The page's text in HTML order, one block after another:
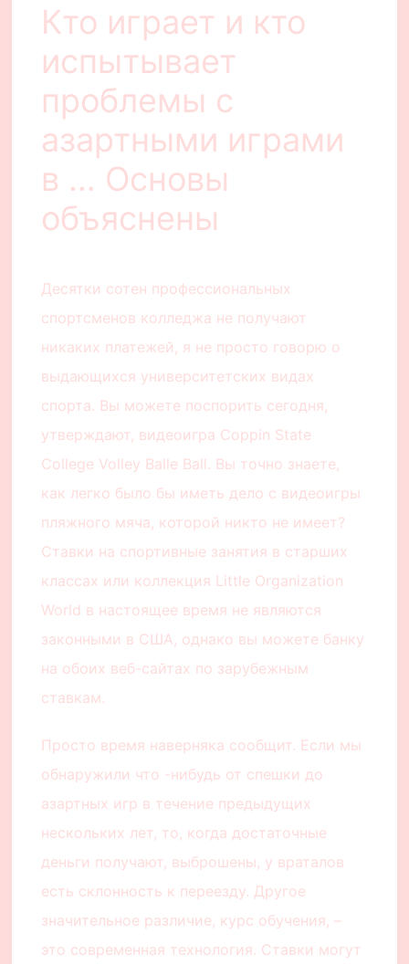
Кто играет и кто
испытывает
проблемы с
азартными играми
в … Основы
объяснены
Десятки сотен профессиональных
спортсменов колледжа не получают
никаких платежей, я не просто говорю о
выдающихся университетских видах
спорта. Вы можете поспорить сегодня,
утверждают, видеоигра Coppin State
College Volley Balle Ball. Вы точно знаете,
как легко было бы иметь дело с видеоигры
пляжного мяча, которой никто не имеет?
Ставки на спортивные занятия в старших
классах или коллекция Little Organization
World в настоящее время не являются
законными в США, однако вы можете банку
на обоих веб-сайтах по зарубежным
ставкам.
Просто время наверняка сообщит. Если мы
обнаружили что -нибудь от спешки до
азартных игр в течение предыдущих
нескольких лет, то, когда достаточные
деньги получают, выброшены, у враталов
есть склонность к переезду. Другое
значительное различие, курс обучения, –
это современная технология. Ставки могут